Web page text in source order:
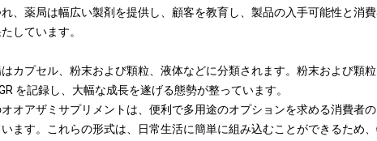
、薬局は幅広い製剤を提供し、顧客を教育し、製品の入手可能性と消
しています。
カプセル、粉末および顆粒、液体などに分類されます。粉末および顆
を記録し、大幅な成長を遂げる態勢が整っています。
オアザミサプリメントは、便利で多用途のオプションを求める消費者
ます。これらの形式は、日常生活に簡単に組み込むことができるため、